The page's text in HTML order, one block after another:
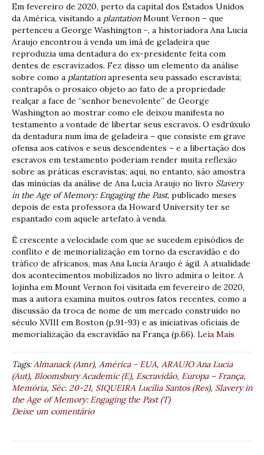
Em fevereiro de 2020, perto da capital dos Estados Unidos
da América, visitando a plantationMount Vernon – que
pertenceu a George Washington -, a historiadora Ana Lucia
Araujo encontrou à venda um ímã de geladeira que
reproduzia uma dentadura do ex-presidente feita com
dentes de escravizados. Fez disso um elemento da análise
sobre como a plantationapresenta seu passado escravista;
contrapôs o prosaico objeto ao fato de a propriedade
realçar a face de “senhor benevolente” de George
Washington ao mostrar como ele deixou manifesta no
testamento a vontade de libertar seus escravos. O esdrúxulo
da dentadura num íma de geladeira – que consiste em grave
ofensa aos cativos e seus descendentes – e a libertação dos
escravos em testamento poderiam render muita reflexão
sobre as práticas escravistas; aqui, no entanto, são amostra
das minúcias da análise de Ana Lucia Araujo no livro Slavery
in the Age of Memory: Engaging the Past, publicado meses
depois de esta professora da Howard University ter se
espantado com aquele artefato à venda.
É crescente a velocidade com que se sucedem episódios de
conflito e de memorialização em torno da escravidão e do
tráfico de africanos, mas Ana Lucia Araujo é ágil. A atualidade
dos acontecimentos mobilizados no livro admira o leitor. A
lojinha em Mount Vernon foi visitada em fevereiro de 2020,
mas a autora examina muitos outros fatos recentes, como a
discussão da troca de nome de um mercado construído no
século XVIII em Boston (p.91-93) e as iniciativas oficiais de
memorialização da escravidão na França (p.66). Leia Mais
Tags:Almanack (Amr), América - EUA, ARAUJO Ana Lucia
(Aut), Bloomsbury Academic (E), Escravidão, Europa – França,
Memória, Séc. 20-21, SIQUEIRA Lucília Santos (Res), Slavery in
the Age of Memory: Engaging the Past (T)
Deixe um comentário